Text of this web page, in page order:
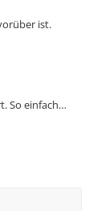
ist.
So einfach…